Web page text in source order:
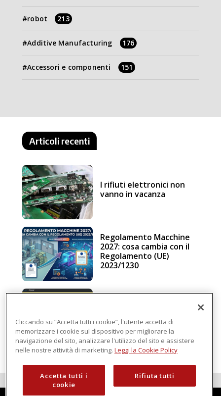
robot 213
Additive Manufacturing 176
Accessori e componenti 151
Articoli recenti
I rifiuti elettronici non
vanno in vacanza
Regolamento Macchine
2027: cosa cambia con il
Regolamento (UE)
2023/1230
intelligenza in cloud
Cliccando su “Accetta tutti i cookie”, l'utente accetta di
memorizzare i cookie sul dispositivo per migliorare la
navigazione del sito, analizzare l'utilizzo del sito e assistere
nelle nostre attività di marketing. Leggi la Cookie Policy
Accetta tutti i
cookie
Rifiuta tutti